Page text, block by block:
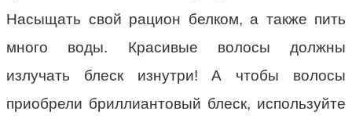
Насыщать свой рацион белком, а также пить
много воды. Красивые волосы должны
излучать блеск изнутри! А чтобы волосы
приобрели бриллиантовый блеск, используйте